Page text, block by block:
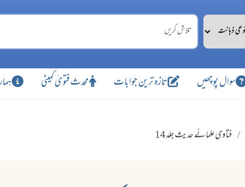
سوال پوچھیں تازہ ترین جوابات محدث فتویٰ کمیٹی
فتاوی علمائے حدیث جلد 14